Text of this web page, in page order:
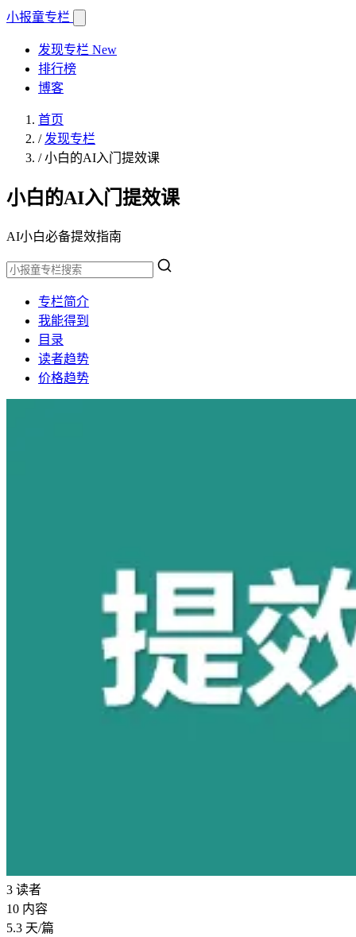
小报童专栏
发现专栏 New
排行榜
博客
首页
/ 发现专栏
/小白的AI入门提效课
小白的AI入门提效课
AI小白必备提效指南
专栏简介
我能得到
目录
读者趋势
价格趋势
3 读者
10 内容
5.3 天/篇